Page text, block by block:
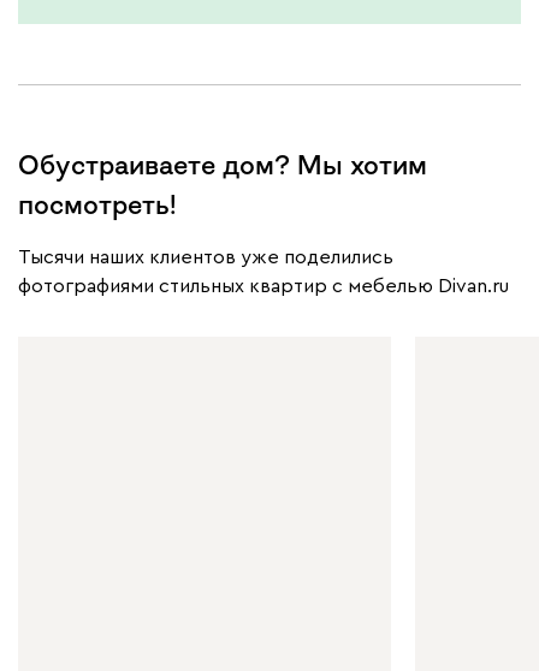
Обустраиваете дом? Мы хотим
посмотреть!
Тысячи наших клиентов уже поделились
фотографиями стильных квартир с мебелью Divan.ru